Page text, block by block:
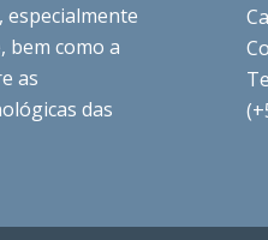
especialmente
bem como a
as
das